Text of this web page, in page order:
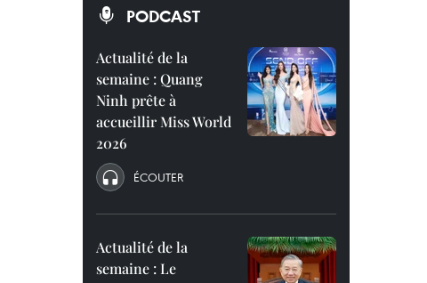
PODCAST
Actualité de la
semaine : Quang
Ninh prête à
accueillir Miss World
2026
ÉCOUTER
Actualité de la
semaine : Le